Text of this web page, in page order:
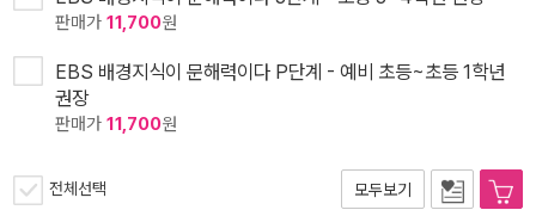
판매가 11,700원
EBS 배경지식이 문해력이다 P단계 - 예비 초등~초등 1학년
권장
판매가 11,700원
전체선택 모두보기